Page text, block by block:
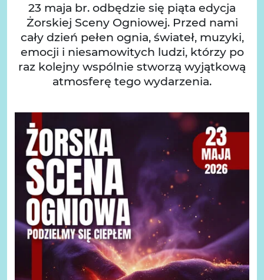
23 maja br. odbędzie się piąta edycja
Żorskiej Sceny Ogniowej. Przed nami
cały dzień pełen ognia, świateł, muzyki,
emocji i niesamowitych ludzi, którzy po
raz kolejny wspólnie stworzą wyjątkową
atmosferę tego wydarzenia.